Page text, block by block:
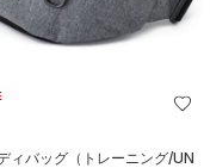
ィバッグ（トレーニング/UN